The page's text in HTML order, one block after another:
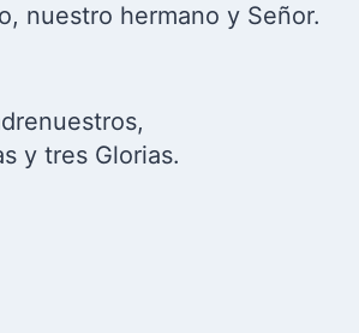
nuestro hermano y Señor.
y tres Glorias.